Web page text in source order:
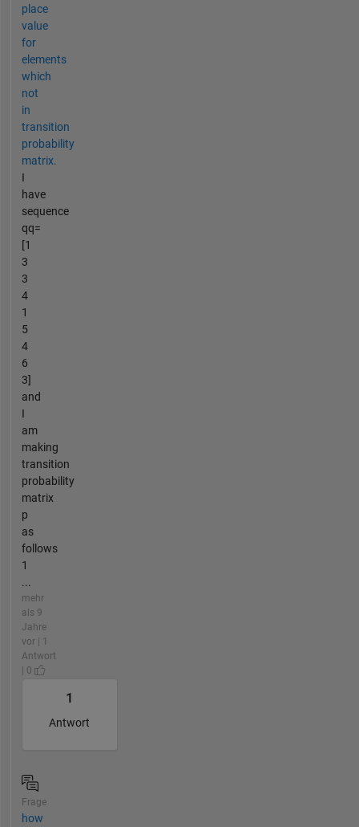
place
value
for
elements
which
not
in
transition
probability
matrix.
I
have
sequence
qq=
[1
3
3
4
1
5
4
6
3]
and
I
am
making
transition
probability
matrix
p
as
follows
1
...
mehr
als 9
Jahre
vor | 1
Antwort
| 0
1
Antwort
Frage
how